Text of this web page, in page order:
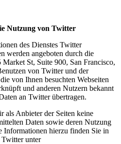
Nutzung von Twitter
des Dienstes Twitter
werden angeboten durch die
St, Suite 900, San Francisco,
von Twitter und der
von Ihnen besuchten Webseiten
und anderen Nutzern bekannt
an Twitter übertragen.
als Anbieter der Seiten keine
Daten sowie deren Nutzung
Informationen hierzu finden Sie in
unter